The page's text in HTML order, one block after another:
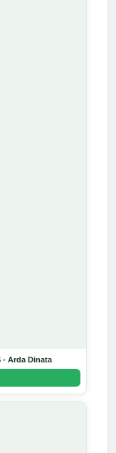
- Arda Dinata